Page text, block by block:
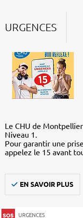
URGENCES
Le CHU de
Niveau 1.
Pour garantir une
appelez le 15 avant
EN SAVOIR PLUS
URGENCES